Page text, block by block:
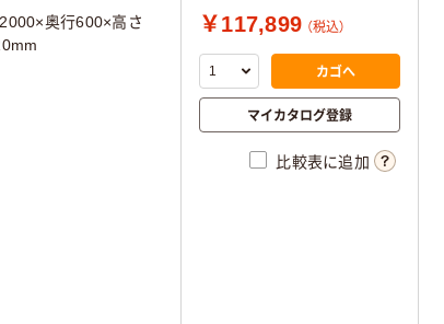
奥行600×高さ
￥117,899 （税込）
カゴへ
マイカタログ登録
比較表に追加